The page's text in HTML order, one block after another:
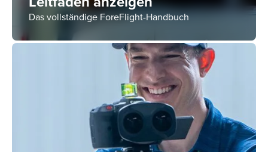
Das vollständige ForeFlight-Handbuch